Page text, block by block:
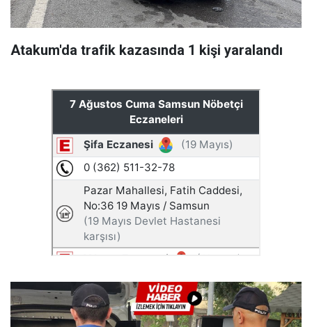
Atakum'da trafik kazasında 1 kişi yaralandı